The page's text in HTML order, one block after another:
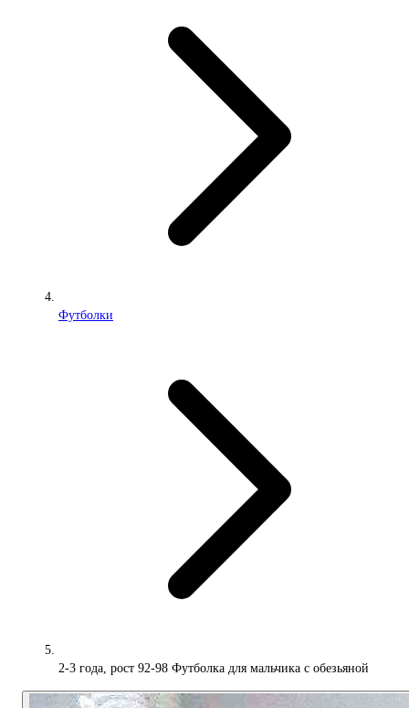
Футболки
2-3 года, рост 92-98 Футболка для мальчика с обезьяной